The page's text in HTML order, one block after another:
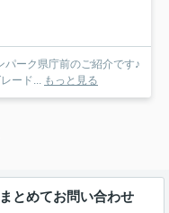
ーク県庁前のご紹介です♪
ード...
もっと見る
まとめてお問い合わせ